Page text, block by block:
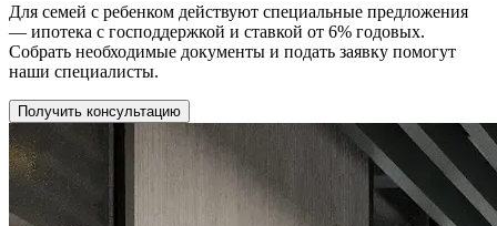
Для семей с ребенком действуют специальные предложения
— ипотека с господдержкой и ставкой от 6% годовых.
Собрать необходимые документы и подать заявку помогут
наши специалисты.
Получить консультацию